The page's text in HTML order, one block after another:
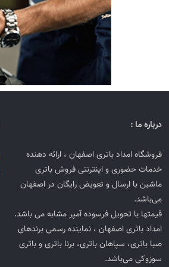
درباره ما :
فروشگاه امداد باتری اصفهان ، ارائه دهنده
خدمات حضوری و اینترنتی فروش باتری
ماشین با ارسال و تعویض رایگان در اصفهان
می‌باشد.
قیمتها با تحویل فرسوده آمپر مشابه می باشد.
امداد باتری اصفهان ، نماینده رسمی برندهای
صبا باتری، سپاهان باتری، برنا باتری و باتری
سوزوکی می‌باشد.